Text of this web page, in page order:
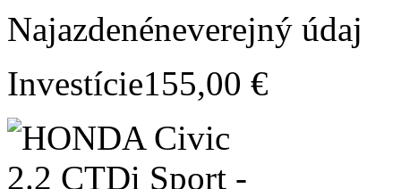
Najazdenéneverejný údaj
Investície155,00 €